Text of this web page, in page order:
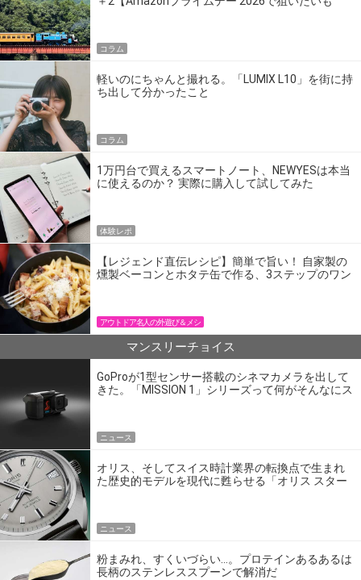
コラム
軽いのにちゃんと撮れる。「LUMIX L10」を街に持
ち出して分かったこと
コラム
1万円台で買えるスマートノート、NEWYESは本当
に使えるのか？ 実際に購入して試してみた
体験レポ
【レジェンド直伝レシピ】簡単で旨い！ 自家製の
燻製ベーコンとホタテ缶で作る、3ステップのワン
アウトドア名人の外遊び＆メシ
マンスリーチョイス
GoProが1型センサー搭載のシネマカメラを出して
きた。「MISSION 1」シリーズって何がそんなにス
ニュース
オリス、そしてスイス時計業界の転換点で生まれ
た歴史的モデルを現代に甦らせる「オリス スター
ニュース
粉まみれ、すくいづらい…。プロテインあるあるは
長柄のステンレススプーンで解消だ